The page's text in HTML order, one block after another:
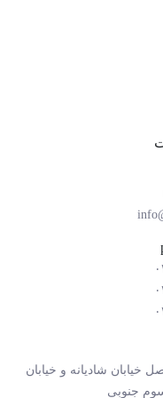
خیابان شادیانه و خیابان